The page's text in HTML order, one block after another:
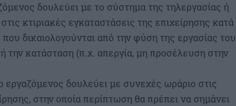
δουλεύει με το σύστημα της τηλεργασίας ή
κτιριακές εγκαταστάσεις της επιχείρησης κατά
δικαιολογούνται από την φύση της εργασίας του
την κατάσταση (π.χ. απεργία, μη προσέλευση στην
εργαζόμενος δουλεύει με συνεχές ωράριο στις
στην οποία περίπτωση θα πρέπει να σημάνει